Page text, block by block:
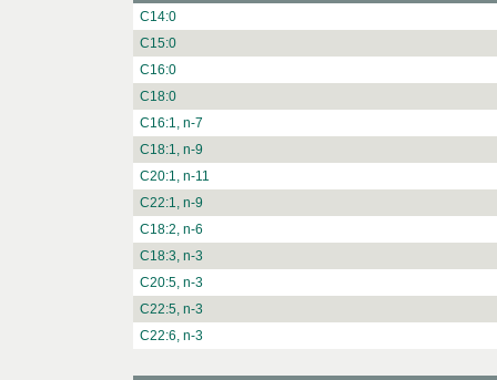
C14:0
C15:0
C16:0
C18:0
C16:1, n-7
C18:1, n-9
C20:1, n-11
C22:1, n-9
C18:2, n-6
C18:3, n-3
C20:5, n-3
C22:5, n-3
C22:6, n-3